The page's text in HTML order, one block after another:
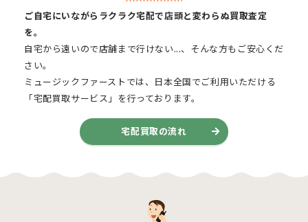
ご自宅にいながらラクラク宅配で店頭と変わらぬ買取査定
を。
自宅から遠いので店舗まで行けない...、そんな方もご安心くだ
さい。
ミュージックファーストでは、日本全国でご利用いただける
「宅配買取サービス」を行っております。
宅配買取の流れ